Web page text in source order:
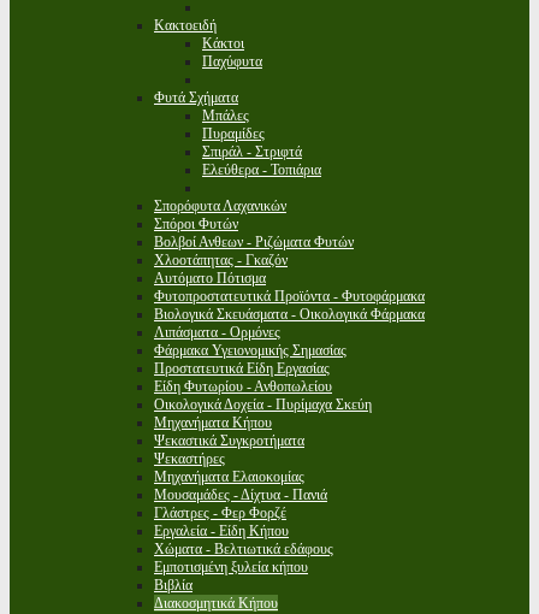
Κακτοειδή
Κάκτοι
Παχύφυτα
Φυτά Σχήματα
Μπάλες
Πυραμίδες
Σπιράλ - Στριφτά
Ελεύθερα - Τοπιάρια
Σπορόφυτα Λαχανικών
Σπόροι Φυτών
Βολβοί Ανθεων - Ριζώματα Φυτών
Χλοοτάπητας - Γκαζόν
Αυτόματο Πότισμα
Φυτοπροστατευτικά Προϊόντα - Φυτοφάρμακα
Βιολογικά Σκευάσματα - Οικολογικά Φάρμακα
Λιπάσματα - Ορμόνες
Φάρμακα Υγειονομικής Σημασίας
Προστατευτικά Είδη Εργασίας
Είδη Φυτωρίου - Ανθοπωλείου
Οικολογικά Δοχεία - Πυρίμαχα Σκεύη
Μηχανήματα Κήπου
Ψεκαστικά Συγκροτήματα
Ψεκαστήρες
Μηχανήματα Ελαιοκομίας
Μουσαμάδες - Δίχτυα - Πανιά
Γλάστρες - Φερ Φορζέ
Εργαλεία - Είδη Κήπου
Χώματα - Βελτιωτικά εδάφους
Εμποτισμένη ξυλεία κήπου
Βιβλία
Διακοσμητικά Κήπου